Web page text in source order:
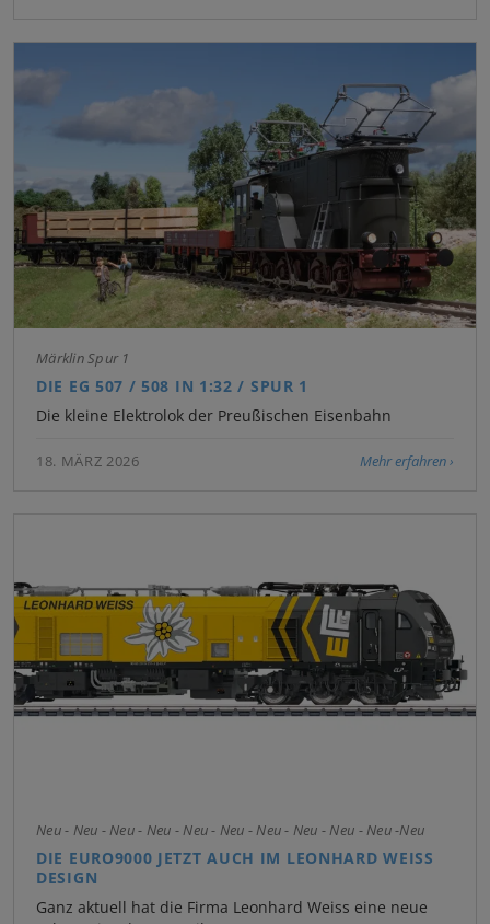
Märklin Spur 1
DIE EG 507 / 508 IN 1:32 / SPUR 1
Die kleine Elektrolok der Preußischen Eisenbahn
18. MÄRZ 2026 Mehr erfahren
Neu - Neu - Neu - Neu - Neu - Neu - Neu - Neu - Neu - Neu -Neu
DIE EURO9000 JETZT AUCH IM LEONHARD WEISS
DESIGN
Ganz aktuell hat die Firma Leonhard Weiss eine neue